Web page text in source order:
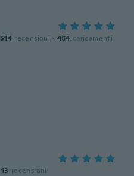
514 recensioni · 464 caricamenti
13 recensioni